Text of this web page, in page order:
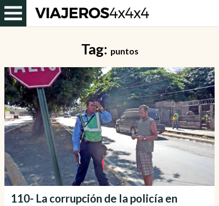
Tag: puntos
110- La corrupción de la policía en